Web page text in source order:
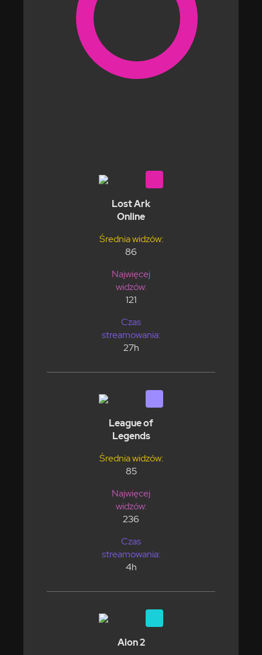
Lost Ark
Online
Średnia widzów:
86
Najwięcej
widzów:
121
Czas
streamowania:
27h
League of
Legends
Średnia widzów:
85
Najwięcej
widzów:
236
Czas
streamowania:
4h
Aion 2